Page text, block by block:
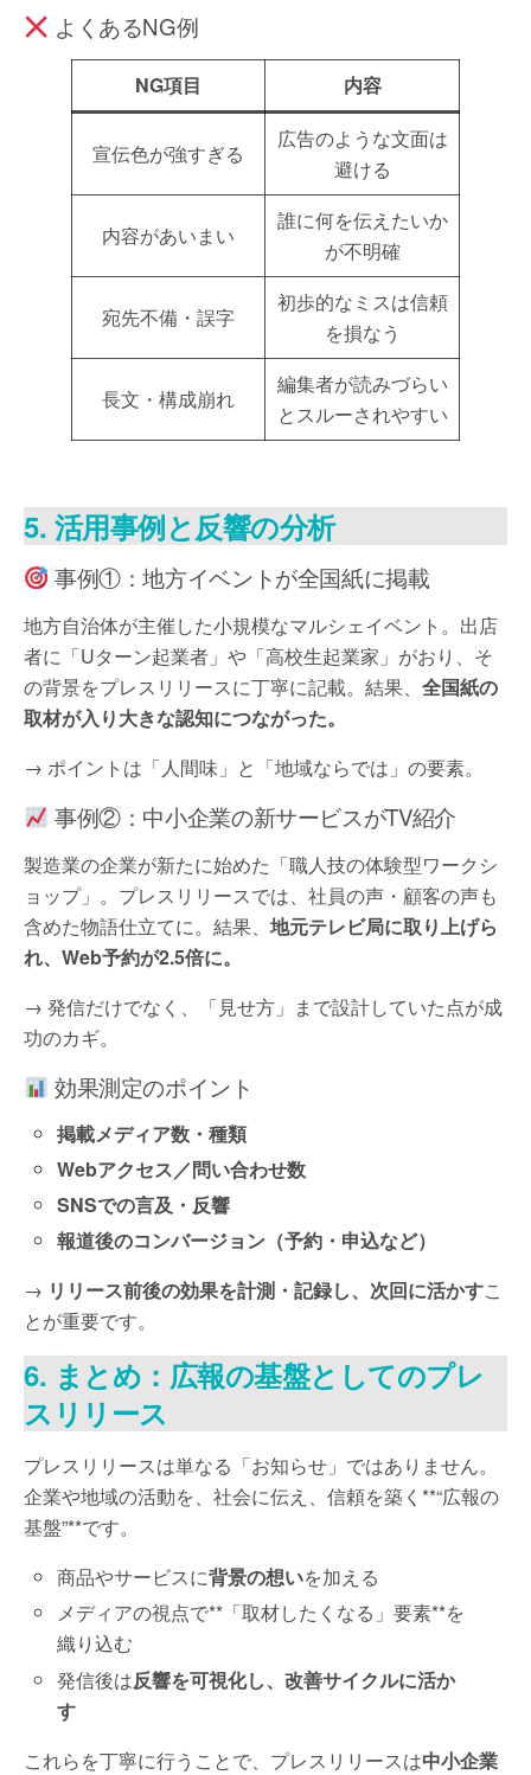
よくあるNG例
NG項目 内容
宣伝色が強すぎる
広告のような文面は
避ける
内容があいまい
誰に何を伝えたいか
が不明確
宛先不備・誤字
初歩的なミスは信頼
を損なう
長文・構成崩れ
編集者が読みづらい
とスルーされやすい
5. 活用事例と反響の分析
事例①：地方イベントが全国紙に掲載
地方自治体が主催した小規模なマルシェイベント。出店
者に「Uターン起業者」や「高校生起業家」がおり、そ
の背景をプレスリリースに丁寧に記載。結果、 全国紙の
取材が入り大きな認知につながった。
→ ポイントは「人間味」と「地域ならでは」の要素。
事例②：中小企業の新サービスがTV紹介
製造業の企業が新たに始めた「職人技の体験型ワークシ
ョップ」。プレスリリースでは、社員の声・顧客の声も
含めた物語仕立てに。結果、 地元テレビ局に取り上げら
れ、Web予約が2.5倍に。
→ 発信だけでなく、「見せ方」まで設計していた点が成
功のカギ。
効果測定のポイント
掲載メディア数・種類
Webアクセス／問い合わせ数
SNSでの言及・反響
報道後のコンバージョン（予約・申込など）
→ リリース前後の効果を計測・記録し、次回に活かすこ
とが重要です。
6. まとめ：広報の基盤としてのプレ
スリリース
プレスリリースは単なる「お知らせ」ではありません。
企業や地域の活動を、社会に伝え、信頼を築く**“広報の
基盤”**です。
商品やサービスに背景の想いを加える
メディアの視点で**「取材したくなる」要素**を
織り込む
発信後は反響を可視化し、改善サイクルに活か
す
これらを丁寧に行うことで、プレスリリースは中小企業